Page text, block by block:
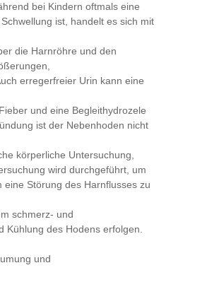
bei Kindern oftmals eine
ist, handelt es sich mit
die Harnröhre und den
erregerfreier Urin kann eine
und eine Begleithydrozele
ist der Nebenhoden nicht
körperliche Untersuchung,
wird durchgeführt, um
Störung des Harnflusses zu
schmerz- und
des Hodens erfolgen.
und